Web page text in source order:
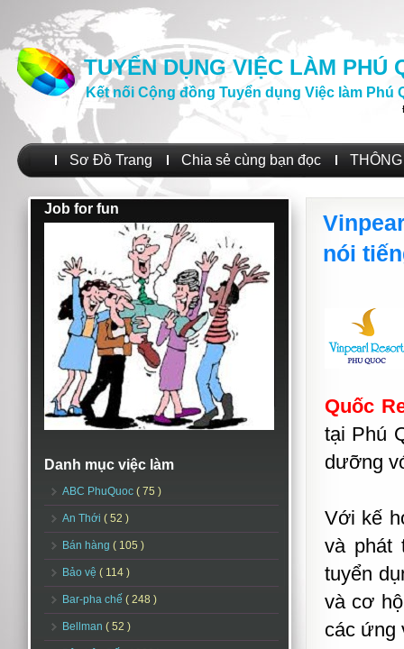
TUYỂN DỤNG VIỆC LÀM PHÚ
Kết nối Cộng đồng Tuyển dụng Việc làm Phú
Sơ Đồ Trang Chia sẻ cùng bạn đọc
Job for fun
Danh mục việc làm
ABC PhuQuoc ( 75 )
An Thới ( 52 )
Bán hàng ( 105 )
Bảo vệ ( 114 )
Bar-pha chế ( 248 )
Bellman ( 52 )
nói
Quốc
tại Phú
dưỡng
Với kế
và phát
tuyển
và cơ
các ứng